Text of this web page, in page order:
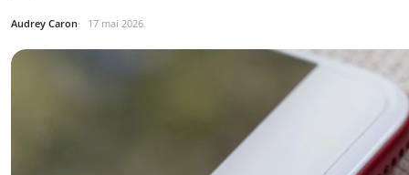
Audrey Caron 17 mai 2026